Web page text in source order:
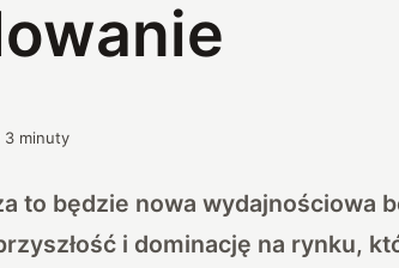
3 minuty
to będzie nowa wydajnościowa
i dominację na rynku,